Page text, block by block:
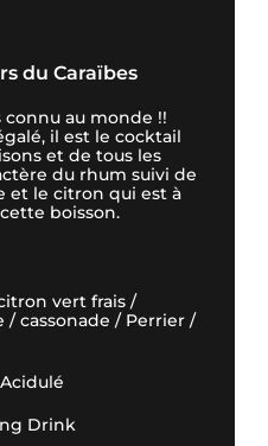
du Caraïbes
au monde !!
il est le cocktail
et de tous les
du rhum suivi de
et le citron qui est à
boisson.
vert frais /
cassonade / Perrier /
Drink